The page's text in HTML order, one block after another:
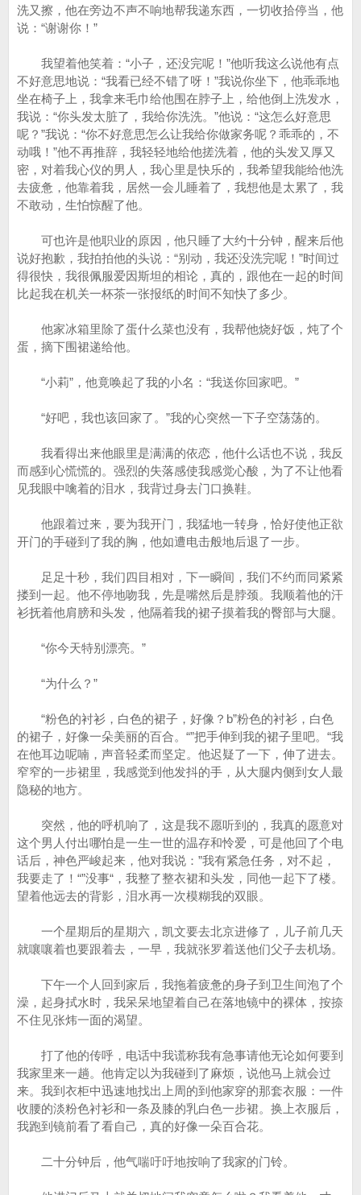
洗又擦，他在旁边不声不响地帮我递东西，一切收拾停当，他
说：“谢谢你！”
我望着他笑着：“小子，还没完呢！”他听我这么说他有点
不好意思地说：“我看已经不错了呀！”我说你坐下，他乖乖地
坐在椅子上，我拿来毛巾给他围在脖子上，给他倒上洗发水，
我说：“你头发太脏了，我给你洗洗。”他说：“这怎么好意思
呢？”我说：“你不好意思怎么让我给你做家务呢？乖乖的，不
动哦！”他不再推辞，我轻轻地给他搓洗着，他的头发又厚又
密，对着我心仪的男人，我心里是快乐的，我希望我能给他洗
去疲惫，他靠着我，居然一会儿睡着了，我想他是太累了，我
不敢动，生怕惊醒了他。
可也许是他职业的原因，他只睡了大约十分钟，醒来后他
说好抱歉，我拍拍他的头说：“别动，我还没洗完呢！”时间过
得很快，我很佩服爱因斯坦的相论，真的，跟他在一起的时间
比起我在机关一杯茶一张报纸的时间不知快了多少。
他家冰箱里除了蛋什么菜也没有，我帮他烧好饭，炖了个
蛋，摘下围裙递给他。
“小莉”，他竟唤起了我的小名：“我送你回家吧。”
“好吧，我也该回家了。”我的心突然一下子空荡荡的。
我看得出来他眼里是满满的依恋，他什么话也不说，我反
而感到心慌慌的。强烈的失落感使我感觉心酸，为了不让他看
见我眼中噙着的泪水，我背过身去门口换鞋。
他跟着过来，要为我开门，我猛地一转身，恰好使他正欲
开门的手碰到了我的胸，他如遭电击般地后退了一步。
足足十秒，我们四目相对，下一瞬间，我们不约而同紧紧
搂到一起。他不停地吻我，先是嘴然后是脖颈。我顺着他的汗
衫抚着他肩膀和头发，他隔着我的裙子摸着我的臀部与大腿。
“你今天特别漂亮。”
“为什么？”
“粉色的衬衫，白色的裙子，好像？b”粉色的衬衫，白色
的裙子，好像一朵美丽的百合。“”把手伸到我的裙子里吧。“我
在他耳边呢喃，声音轻柔而坚定。他迟疑了一下，伸了进去。
窄窄的一步裙里，我感觉到他发抖的手，从大腿内侧到女人最
隐秘的地方。
突然，他的呼机响了，这是我不愿听到的，我真的愿意对
这个男人付出哪怕是一生一世的温存和怜爱，可是他回了个电
话后，神色严峻起来，他对我说：”我有紧急任务，对不起，
我要走了！“”没事“，我整了整衣裙和头发，同他一起下了楼。
望着他远去的背影，泪水再一次模糊我的双眼。
一个星期后的星期六，凯文要去北京进修了，儿子前几天
就嚷嚷着也要跟着去，一早，我就张罗着送他们父子去机场。
下午一个人回到家后，我拖着疲惫的身子到卫生间泡了个
澡，起身拭水时，我呆呆地望着自己在落地镜中的裸体，按捺
不住见张炜一面的渴望。
打了他的传呼，电话中我谎称我有急事请他无论如何要到
我家里来一趟。他肯定以为我碰到了麻烦，说他马上就会过
来。我到衣柜中迅速地找出上周的到他家穿的那套衣服：一件
收腰的淡粉色衬衫和一条及膝的乳白色一步裙。换上衣服后，
我跑到镜前看了看自己，真的好像一朵百合花。
二十分钟后，他气喘吁吁地按响了我家的门铃。